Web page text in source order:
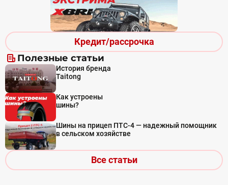
Кредит/рассрочка
Полезные статьи
История бренда
Taitong
Как устроены
шины?
Шины на прицеп ПТС-4 — надежный помощник
в сельском хозяйстве
Все статьи